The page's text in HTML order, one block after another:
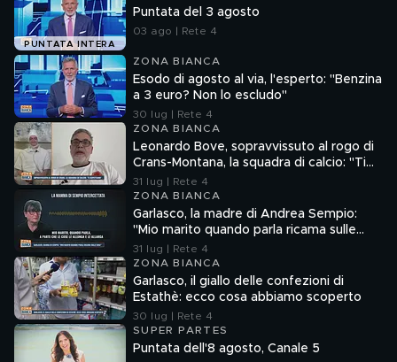
PUNTATA INTERA
Puntata del 3 agosto
03 ago | Rete 4
ZONA BIANCA
Esodo di agosto al via, l'esperto: "Benzina
a 3 euro? Non lo escludo"
30 lug | Rete 4
ZONA BIANCA
Leonardo Bove, sopravvissuto al rogo di
Crans-Montana, la squadra di calcio: "Ti
aspettiamo"
31 lug | Rete 4
ZONA BIANCA
Garlasco, la madre di Andrea Sempio:
"Mio marito quando parla ricama sulle
cose"
31 lug | Rete 4
ZONA BIANCA
Garlasco, il giallo delle confezioni di
Estathè: ecco cosa abbiamo scoperto
30 lug | Rete 4
SUPER PARTES
Puntata dell'8 agosto, Canale 5